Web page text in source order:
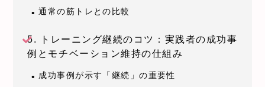
通常の筋トレとの比較
5. トレーニング継続のコツ：実践者の成功事
例とモチベーション維持の仕組み
成功事例が示す「継続」の重要性